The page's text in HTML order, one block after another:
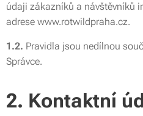
údaji zákazníků a návštěvníků
adrese www.rotwildpraha.cz.
1.2. Pravidla jsou nedílnou
Správce.
2. Kontaktní